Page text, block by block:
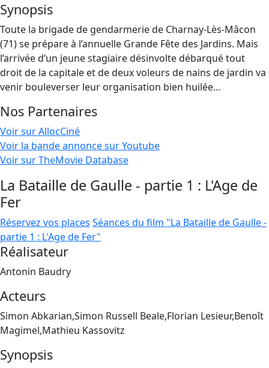
Synopsis
Toute la brigade de gendarmerie de Charnay-Lès-Mâcon
(71) se prépare à l’annuelle Grande Fête des Jardins. Mais
l’arrivée d’un jeune stagiaire désinvolte débarqué tout
droit de la capitale et de deux voleurs de nains de jardin va
venir bouleverser leur organisation bien huilée…
Nos Partenaires
Voir sur AllocCiné
Voir la bande annonce sur Youtube
Voir sur TheMovie Database
La Bataille de Gaulle - partie 1 : L'Age de
Fer
Réservez vos places Séances du film "La Bataille de Gaulle -
partie 1 : L'Age de Fer"
Réalisateur
Antonin Baudry
Acteurs
Simon Abkarian,Simon Russell Beale,Florian Lesieur,Benoît
Magimel,Mathieu Kassovitz
Synopsis